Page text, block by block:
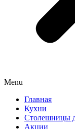
Menu
Главная
Кухни
Столешницы
Акции